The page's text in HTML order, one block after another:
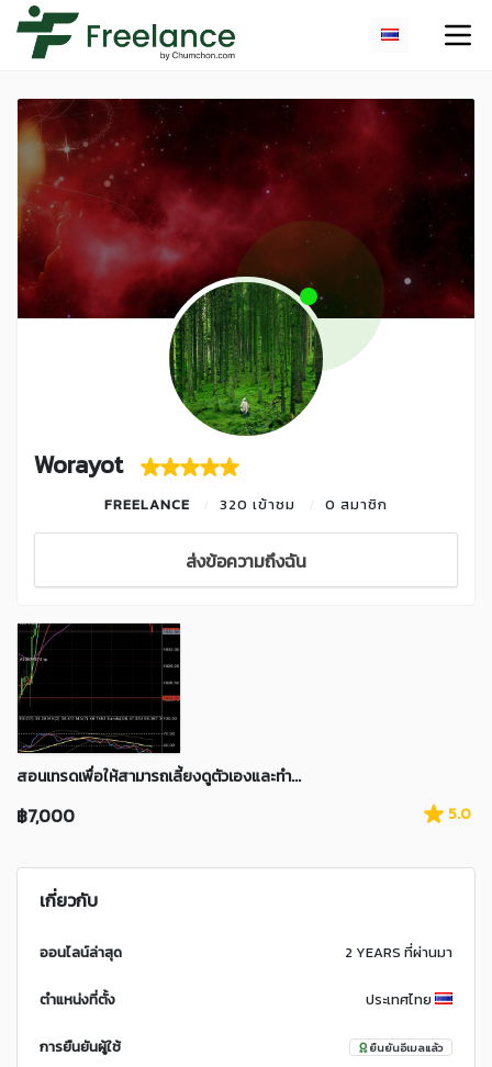
Worayot
FREELANCE 320 เข้าชม 0 สมาชิก
ส่งข้อความถึงฉัน
สอนเทรดเพื่อให้สามารถเลี้ยงดูตัวเองและทำ...
฿7,000 5.0
เกี่ยวกับ
ออนไลน์ล่าสุด 2 YEARS ที่ผ่านมา
ตำแหน่งที่ตั้ง ประเทศไทย
การยืนยันผู้ใช้ ยืนยันอีเมลแล้ว